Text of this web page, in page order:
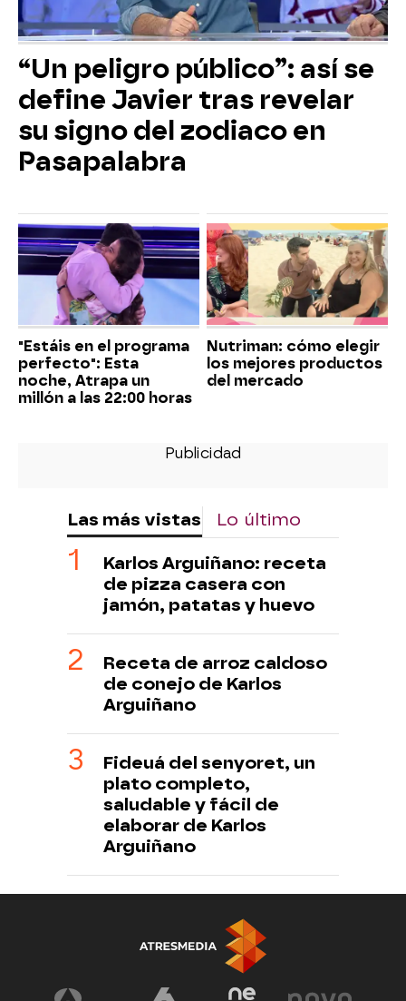
“Un peligro público”: así se
define Javier tras revelar
su signo del zodiaco en
Pasapalabra
"Estáis en el programa
perfecto": Esta
noche, Atrapa un
millón a las 22:00 horas
Nutriman: cómo elegir
los mejores productos
del mercado
Las más vistas Lo último
Karlos Arguiñano: receta
de pizza casera con
jamón, patatas y huevo
Receta de arroz caldoso
de conejo de Karlos
Arguiñano
Fideuá del senyoret, un
plato completo,
saludable y fácil de
elaborar de Karlos
Arguiñano